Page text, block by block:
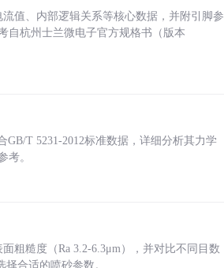
值、内部逻辑关系等核心数据，并附引脚参
自杭州士兰微电子官方规格书（版本
T 5231-2012标准数据，详细分析其力学
考。
粗糙度（Ra 3.2-6.3μm），并对比不同目数
合适的喷砂参数。